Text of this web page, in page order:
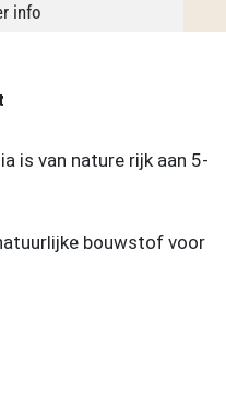
info
is van nature rijk aan 5-
bouwstof voor